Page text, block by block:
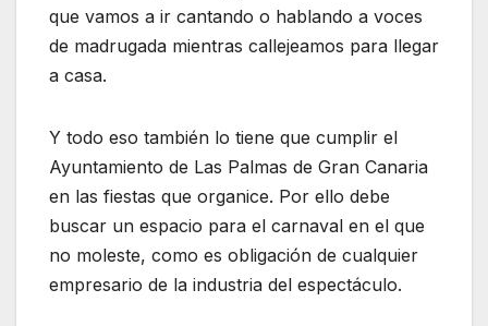
que vamos a ir cantando o hablando a voces
de madrugada mientras callejeamos para llegar
a casa.
Y todo eso también lo tiene que cumplir el
Ayuntamiento de Las Palmas de Gran Canaria
en las fiestas que organice. Por ello debe
buscar un espacio para el carnaval en el que
no moleste, como es obligación de cualquier
empresario de la industria del espectáculo.